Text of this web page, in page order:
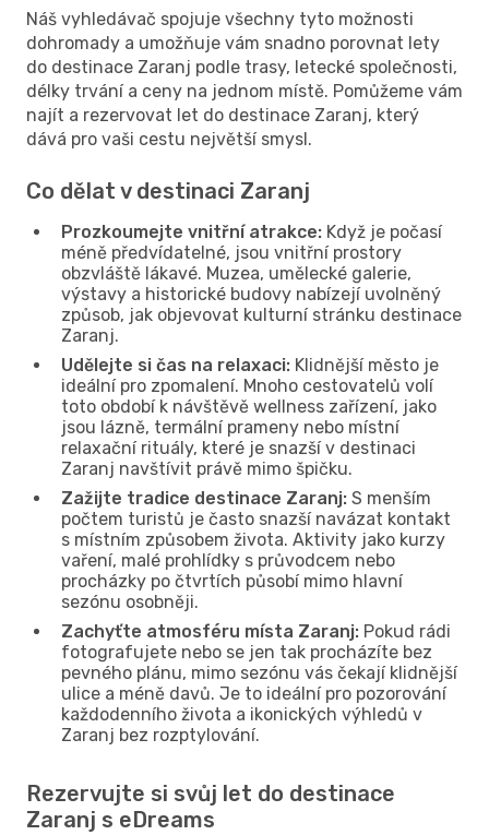
Náš vyhledávač spojuje všechny tyto možnosti
dohromady a umožňuje vám snadno porovnat lety
do destinace Zaranj podle trasy, letecké společnosti,
délky trvání a ceny na jednom místě. Pomůžeme vám
najít a rezervovat let do destinace Zaranj, který
dává pro vaši cestu největší smysl.
Co dělat v destinaci Zaranj
Prozkoumejte vnitřní atrakce: Když je počasí
méně předvídatelné, jsou vnitřní prostory
obzvláště lákavé. Muzea, umělecké galerie,
výstavy a historické budovy nabízejí uvolněný
způsob, jak objevovat kulturní stránku destinace
Zaranj.
Udělejte si čas na relaxaci: Klidnější město je
ideální pro zpomalení. Mnoho cestovatelů volí
toto období k návštěvě wellness zařízení, jako
jsou lázně, termální prameny nebo místní
relaxační rituály, které je snazší v destinaci
Zaranj navštívit právě mimo špičku.
Zažijte tradice destinace Zaranj: S menším
počtem turistů je často snazší navázat kontakt
s místním způsobem života. Aktivity jako kurzy
vaření, malé prohlídky s průvodcem nebo
procházky po čtvrtích působí mimo hlavní
sezónu osobněji.
Zachyťte atmosféru místa Zaranj: Pokud rádi
fotografujete nebo se jen tak procházíte bez
pevného plánu, mimo sezónu vás čekají klidnější
ulice a méně davů. Je to ideální pro pozorování
každodenního života a ikonických výhledů v
Zaranj bez rozptylování.
Rezervujte si svůj let do destinace
Zaranj s eDreams